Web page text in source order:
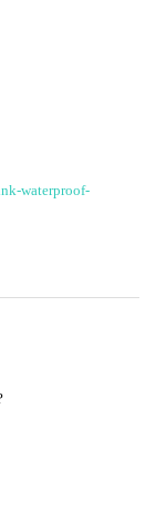
waterproof-